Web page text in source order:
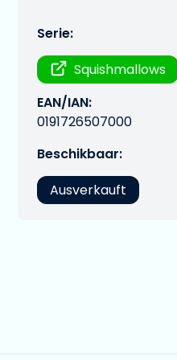
Serie:
Squishmallows
EAN/IAN:
0191726507000
Beschikbaar:
Ausverkauft